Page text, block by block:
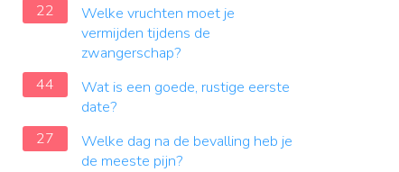
22
Welke vruchten moet je
vermijden tijdens de
zwangerschap?
44
Wat is een goede, rustige eerste
date?
27
Welke dag na de bevalling heb je
de meeste pijn?